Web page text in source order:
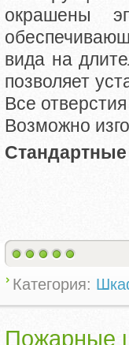
окрашены
вида на
позволяет
Все
Возможно
Категория:
Пожарные